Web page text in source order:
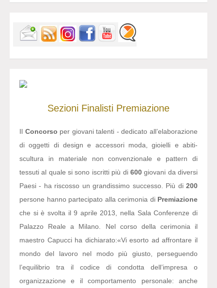
Sezioni Finalisti Premiazione
Il Concorso per giovani talenti - dedicato all’elaborazione
di oggetti di design e accessori moda, gioielli e abiti-
scultura in materiale non convenzionale e pattern di
tessuti al quale si sono iscritti più di 600giovani da diversi
Paesi - ha riscosso un grandissimo successo. Più di 200
persone hanno partecipato alla cerimonia di Premiazione
che si è svolta il 9 aprile 2013, nella Sala Conferenze di
Palazzo Reale a Milano. Nel corso della cerimonia il
maestro Capucci ha dichiarato:«Vi esorto ad affrontare il
mondo del lavoro nel modo più giusto, perseguendo
l’equilibrio tra il codice di condotta dell’impresa o
organizzazione e il comportamento personale: anche